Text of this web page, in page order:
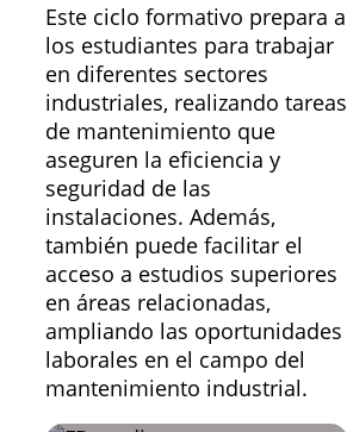
Este ciclo formativo prepara a
los estudiantes para trabajar
en diferentes sectores
industriales, realizando tareas
de mantenimiento que
aseguren la eficiencia y
seguridad de las
instalaciones. Además,
también puede facilitar el
acceso a estudios superiores
en áreas relacionadas,
ampliando las oportunidades
laborales en el campo del
mantenimiento industrial.